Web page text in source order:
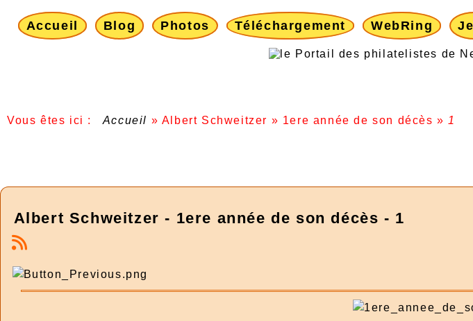
Accueil Blog Photos Téléchargement WebRing
Vous êtes ici : Accueil » Albert Schweitzer » 1ere année de son décès » 1
Albert Schweitzer - 1ere année de son décès - 1